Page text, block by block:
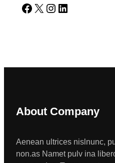
Facebook X Instagram LinkedIn
About Company
Aenean ultrices nislnunc,
non.as Namet pulv ina